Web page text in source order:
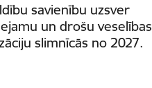
savienību uzsver
un drošu veselības
slimnīcās no 2027.